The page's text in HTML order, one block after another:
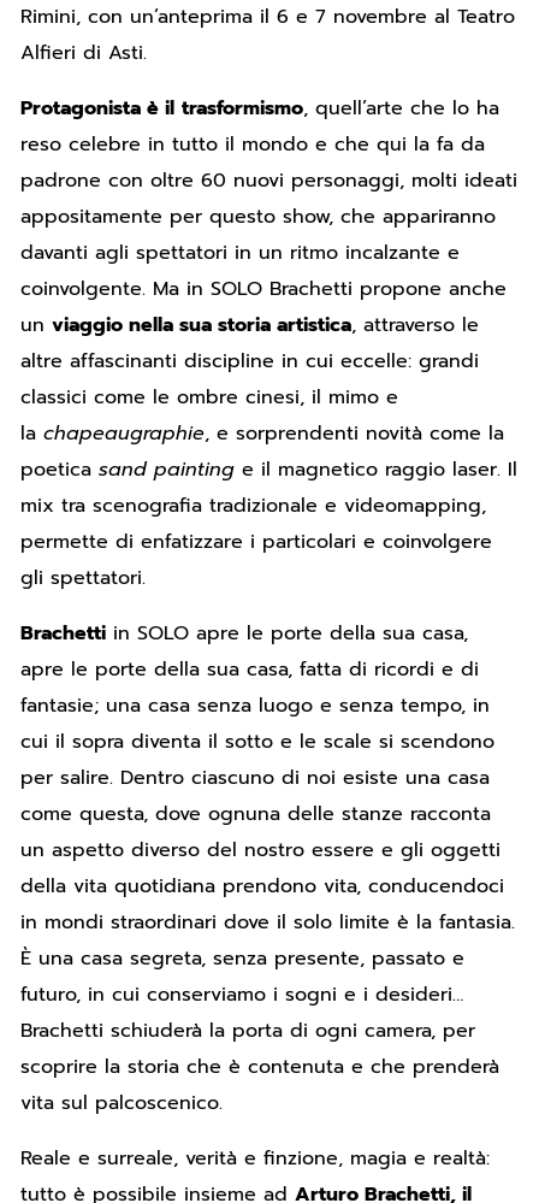
Rimini, con un’anteprima il 6 e 7 novembre al Teatro
Alfieri di Asti.
Protagonista è il trasformismo, quell’arte che lo ha
reso celebre in tutto il mondo e che qui la fa da
padrone con oltre 60 nuovi personaggi, molti ideati
appositamente per questo show, che appariranno
davanti agli spettatori in un ritmo incalzante e
coinvolgente. Ma in SOLO Brachetti propone anche
unviaggio nella sua storia artistica, attraverso le
altre affascinanti discipline in cui eccelle: grandi
classici come le ombre cinesi, il mimo e
lachapeaugraphie, e sorprendenti novità come la
poeticasand painting e il magnetico raggio laser. Il
mix tra scenografia tradizionale e videomapping,
permette di enfatizzare i particolari e coinvolgere
gli spettatori.
Brachetti in SOLO apre le porte della sua casa,
apre le porte della sua casa, fatta di ricordi e di
fantasie; una casa senza luogo e senza tempo, in
cui il sopra diventa il sotto e le scale si scendono
per salire. Dentro ciascuno di noi esiste una casa
come questa, dove ognuna delle stanze racconta
un aspetto diverso del nostro essere e gli oggetti
della vita quotidiana prendono vita, conducendoci
in mondi straordinari dove il solo limite è la fantasia.
È una casa segreta, senza presente, passato e
futuro, in cui conserviamo i sogni e i desideri…
Brachetti schiuderà la porta di ogni camera, per
scoprire la storia che è contenuta e che prenderà
vita sul palcoscenico.
Reale e surreale, verità e finzione, magia e realtà:
tutto è possibile insieme adArturo Brachetti, il